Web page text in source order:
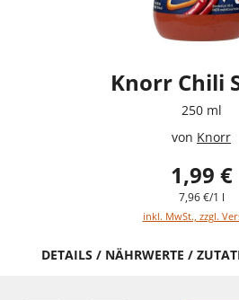
Knorr Chili
250 ml
von Knorr
1,99 €
7,96 €/1 l
inkl. MwSt., zzgl.
DETAILS / NÄHRWERTE /